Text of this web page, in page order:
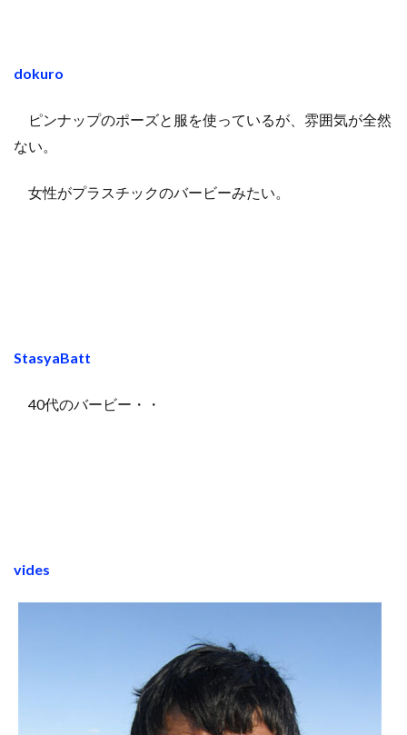
dokuro
ピンナップのポーズと服を使っているが、雰囲気が全然
ない。
女性がプラスチックのバービーみたい。
StasyaBatt
40代のバービー・・
vides